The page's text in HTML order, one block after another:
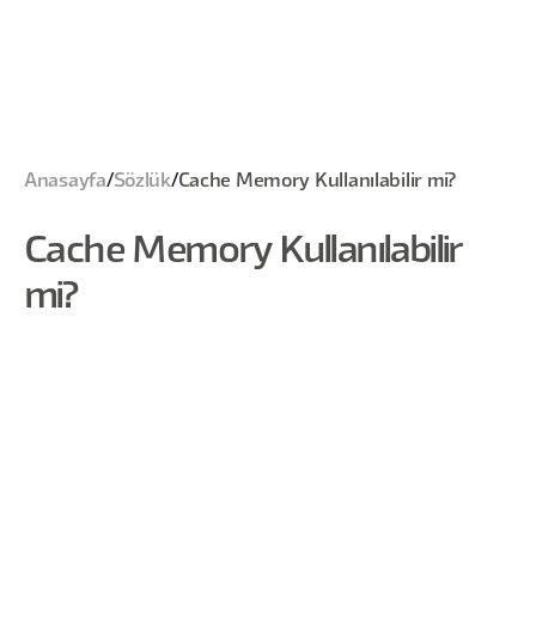
Anasayfa/Sözlük/Cache Memory Kullanılabilir mi?
Cache Memory Kullanılabilir
mi?